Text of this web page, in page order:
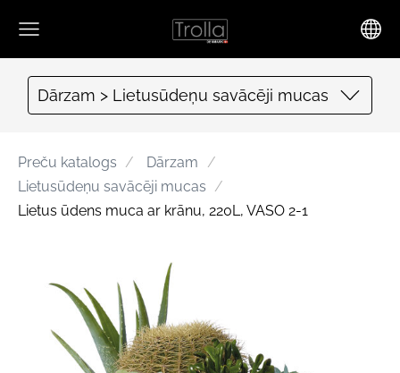
Dārzam > Lietusūdeņu savācēji mucas
Preču katalogs
Dārzam
Lietusūdeņu savācēji mucas
Lietus ūdens muca ar krānu, 220L, VASO 2-1